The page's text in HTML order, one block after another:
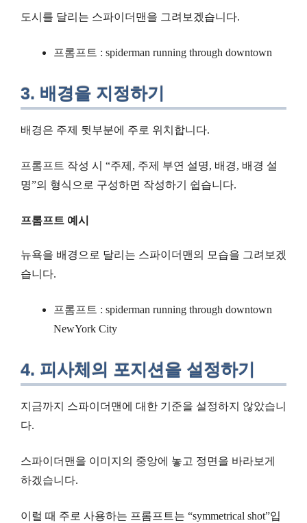
도시를 달리는 스파이더맨을 그려보겠습니다.
프롬프트 : spiderman running through downtown
3. 배경을 지정하기
배경은 주제 뒷부분에 주로 위치합니다.
프롬프트 작성 시 “주제, 주제 부연 설명, 배경, 배경 설
명”의 형식으로 구성하면 작성하기 쉽습니다.
프롬프트 예시
뉴욕을 배경으로 달리는 스파이더맨의 모습을 그려보겠
습니다.
프롬프트 : spiderman running through downtown
NewYork City
4. 피사체의 포지션을 설정하기
지금까지 스파이더맨에 대한 기준을 설정하지 않았습니
다.
스파이더맨을 이미지의 중앙에 놓고 정면을 바라보게
하겠습니다.
이럴 때 주로 사용하는 프롬프트는 “symmetrical shot”입